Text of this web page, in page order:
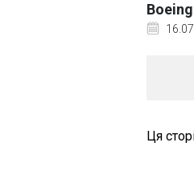
Boeing
Ця